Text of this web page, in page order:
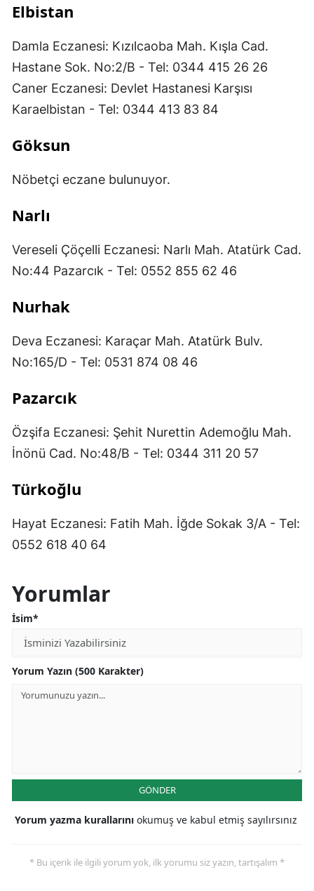
Elbistan
Damla Eczanesi: Kızılcaoba Mah. Kışla Cad.
Hastane Sok. No:2/B - Tel: 0344 415 26 26
Caner Eczanesi: Devlet Hastanesi Karşısı
Karaelbistan - Tel: 0344 413 83 84
Göksun
Nöbetçi eczane bulunuyor.
Narlı
Vereseli Çöçelli Eczanesi: Narlı Mah. Atatürk Cad.
No:44 Pazarcık - Tel: 0552 855 62 46
Nurhak
Deva Eczanesi: Karaçar Mah. Atatürk Bulv.
No:165/D - Tel: 0531 874 08 46
Pazarcık
Özşifa Eczanesi: Şehit Nurettin Ademoğlu Mah.
İnönü Cad. No:48/B - Tel: 0344 311 20 57
Türkoğlu
Hayat Eczanesi: Fatih Mah. İğde Sokak 3/A - Tel:
0552 618 40 64
Yorumlar
İsim*
Yorum Yazın (500 Karakter)
GÖNDER
Yorum yazma kurallarını okumuş ve kabul etmiş sayılırsınız
* Bu içerik ile ilgili yorum yok, ilk yorumu siz yazın, tartışalım *